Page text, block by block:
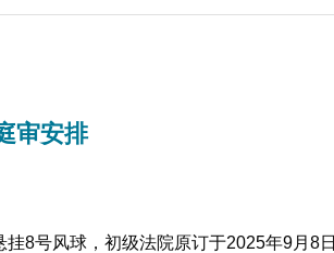
审安排
挂8号风球，初级法院原订于2025年9月8